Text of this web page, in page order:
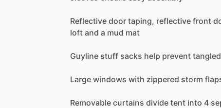
Reflective door taping, reflective front
loft and a mud mat
Guyline stuff sacks help prevent tangled
Large windows with zippered storm
Removable curtains divide tent into 4